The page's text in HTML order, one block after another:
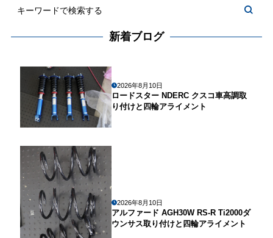
新着ブログ
2026年8月10日
ロードスター NDERC クスコ車高調取
り付けと四輪アライメント
2026年8月10日
アルファード AGH30W RS-R Ti2000ダ
ウンサス取り付けと四輪アライメント